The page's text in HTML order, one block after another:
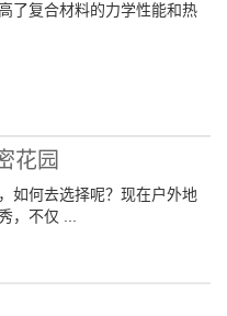
了复合材料的力学性能和热
花园
如何去选择呢？现在户外地
，不仅 ...